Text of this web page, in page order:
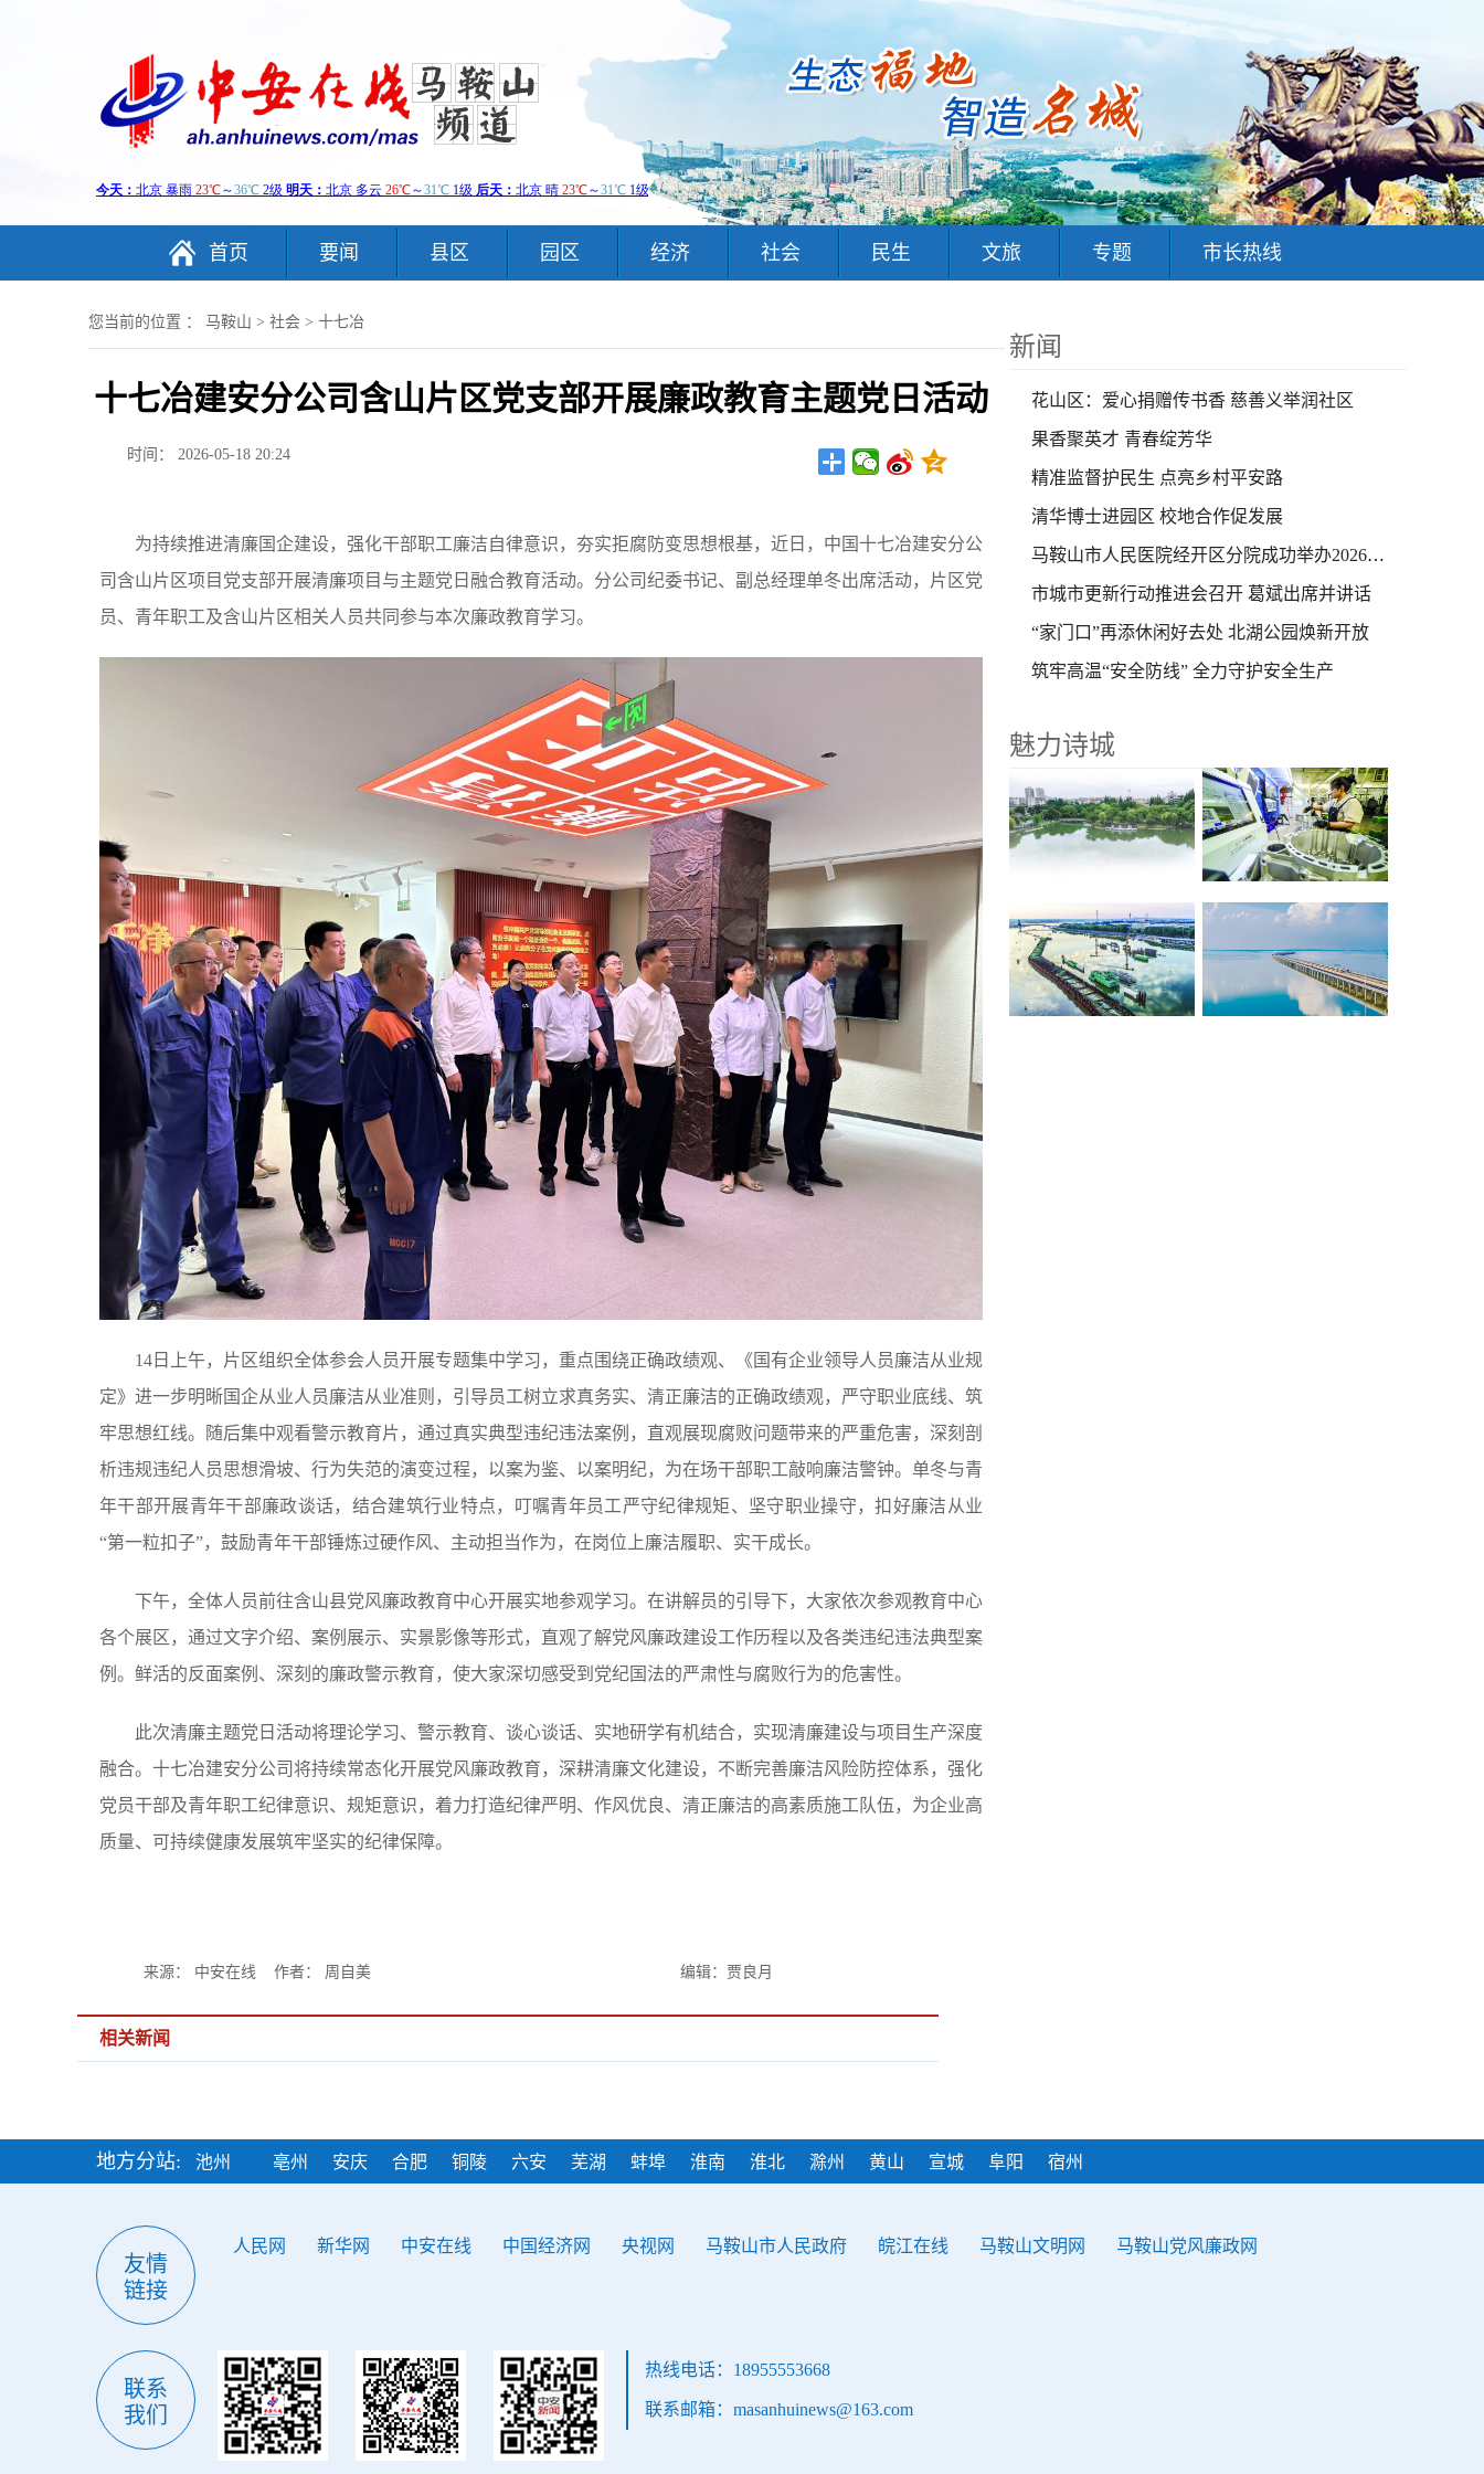
首页 要闻 县区 园区 经济 社会 民生 文旅 专题 市长热线
您当前的位置 ： 马鞍山 > 社会 > 十七冶
十七冶建安分公司含山片区党支部开展廉政教育主题党日活动
时间： 2026-05-18 20:24
为持续推进清廉国企建设，强化干部职工廉洁自律意识，夯实拒腐防变思想根基，近日，中国十七冶建安分公
司含山片区项目党支部开展清廉项目与主题党日融合教育活动。分公司纪委书记、副总经理单冬出席活动，片区党
员、青年职工及含山片区相关人员共同参与本次廉政教育学习。
14日上午，片区组织全体参会人员开展专题集中学习，重点围绕正确政绩观、《国有企业领导人员廉洁从业规
定》进一步明晰国企从业人员廉洁从业准则，引导员工树立求真务实、清正廉洁的正确政绩观，严守职业底线、筑
牢思想红线。随后集中观看警示教育片，通过真实典型违纪违法案例，直观展现腐败问题带来的严重危害，深刻剖
析违规违纪人员思想滑坡、行为失范的演变过程，以案为鉴、以案明纪，为在场干部职工敲响廉洁警钟。单冬与青
年干部开展青年干部廉政谈话，结合建筑行业特点，叮嘱青年员工严守纪律规矩、坚守职业操守，扣好廉洁从业
“第一粒扣子”，鼓励青年干部锤炼过硬作风、主动担当作为，在岗位上廉洁履职、实干成长。
下午，全体人员前往含山县党风廉政教育中心开展实地参观学习。在讲解员的引导下，大家依次参观教育中心
各个展区，通过文字介绍、案例展示、实景影像等形式，直观了解党风廉政建设工作历程以及各类违纪违法典型案
例。鲜活的反面案例、深刻的廉政警示教育，使大家深切感受到党纪国法的严肃性与腐败行为的危害性。
此次清廉主题党日活动将理论学习、警示教育、谈心谈话、实地研学有机结合，实现清廉建设与项目生产深度
融合。十七冶建安分公司将持续常态化开展党风廉政教育，深耕清廉文化建设，不断完善廉洁风险防控体系，强化
党员干部及青年职工纪律意识、规矩意识，着力打造纪律严明、作风优良、清正廉洁的高素质施工队伍，为企业高
质量、可持续健康发展筑牢坚实的纪律保障。
来源： 中安在线 作者： 周自美 编辑：贾良月
相关新闻
新闻
花山区：爱心捐赠传书香 慈善义举润社区
果香聚英才 青春绽芳华
精准监督护民生 点亮乡村平安路
清华博士进园区 校地合作促发展
马鞍山市人民医院经开区分院成功举办2026年医院信息化建设与评级研讨会
市城市更新行动推进会召开 葛斌出席并讲话
“家门口”再添休闲好去处 北湖公园焕新开放
筑牢高温“安全防线” 全力守护安全生产
魅力诗城
地方分站: 池州 亳州 安庆 合肥 铜陵 六安 芜湖 蚌埠 淮南 淮北 滁州 黄山 宣城 阜阳 宿州
友情
链接
人民网 新华网 中安在线 中国经济网 央视网 马鞍山市人民政府 皖江在线 马鞍山文明网 马鞍山党风廉政网
联系
我们
热线电话：18955553668
联系邮箱：masanhuinews@163.com